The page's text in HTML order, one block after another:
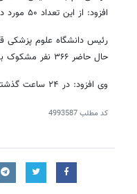
افزود: از این تعداد ۵۰ مورد در بخش‌ها و زیر نظر اورژانس بیمارستان‌های قم بستری شده‌اند.
حال حاضر ۳۶۶ نفر مشکوک به کرونا در بیمارستان‌های قم بستری هستند که حال ۷۰ نفر آنها وخیم است.
وی افزود: در ۲۴ ساعت گذشته چهار نفر که تست
کد مطلب4993587